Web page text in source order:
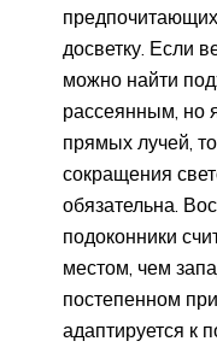
досветку. Если
можно найти
рассеянным, но
прямых лучей,
сокращения
обязательна.
подоконники
местом, чем
постепенном
адаптируется к